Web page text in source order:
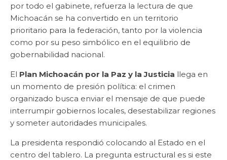
por todo el gabinete, refuerza la lectura de que
Michoacán se ha convertido en un territorio
prioritario para la federación, tanto por la violencia
como por su peso simbólico en el equilibrio de
gobernabilidad nacional.
El Plan Michoacán por la Paz y la Justicia llega en
un momento de presión política: el crimen
organizado busca enviar el mensaje de que puede
interrumpir gobiernos locales, desestabilizar regiones
y someter autoridades municipales.
La presidenta respondió colocando al Estado en el
centro del tablero. La pregunta estructural es si este